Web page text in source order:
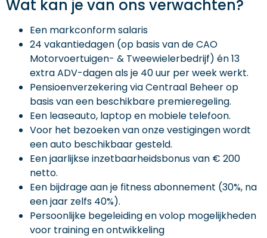
Wat kan je van ons verwachten?
Een markconform salaris
24 vakantiedagen (op basis van de CAO
Motorvoertuigen- & Tweewielerbedrijf) én 13
extra ADV-dagen als je 40 uur per week werkt.
Pensioenverzekering via Centraal Beheer op
basis van een beschikbare premieregeling.
Een leaseauto, laptop en mobiele telefoon.
Voor het bezoeken van onze vestigingen wordt
een auto beschikbaar gesteld.
Een jaarlijkse inzetbaarheidsbonus van € 200
netto.
Een bijdrage aan je fitness abonnement (30%, na
een jaar zelfs 40%).
Persoonlijke begeleiding en volop mogelijkheden
voor training en ontwikkeling